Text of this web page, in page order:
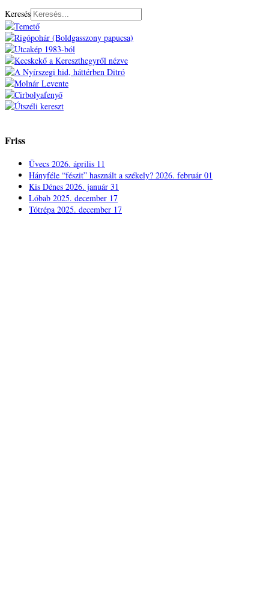
Keresés
Friss
Üvecs 2026. április 11
Hányféle “fészit” használt a székely? 2026. február 01
Kis Dénes 2026. január 31
Lóbab 2025. december 17
Tótrépa 2025. december 17